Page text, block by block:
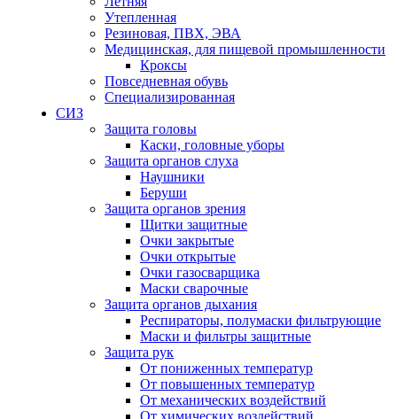
Утепленная
Резиновая, ПВХ, ЭВА
Медицинская, для пищевой промышленности
Кроксы
Повседневная обувь
Специализированная
СИЗ
Защита головы
Каски, головные уборы
Защита органов слуха
Наушники
Беруши
Защита органов зрения
Щитки защитные
Очки закрытые
Очки открытые
Очки газосварщика
Маски сварочные
Защита органов дыхания
Респираторы, полумаски фильтрующие
Маски и фильтры защитные
Защита рук
От пониженных температур
От повышенных температур
От механических воздействий
От химических воздействий